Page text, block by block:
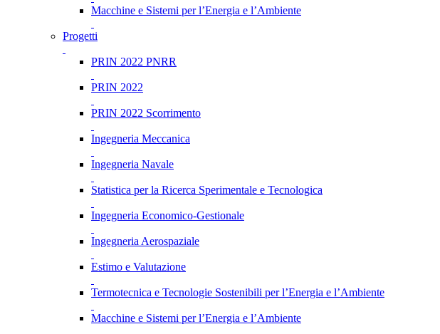
Macchine e Sistemi per l’Energia e l’Ambiente
Progetti
PRIN 2022 PNRR
PRIN 2022
PRIN 2022 Scorrimento
Ingegneria Meccanica
Ingegneria Navale
Statistica per la Ricerca Sperimentale e Tecnologica
Ingegneria Economico-Gestionale
Ingegneria Aerospaziale
Estimo e Valutazione
Termotecnica e Tecnologie Sostenibili per l’Energia e l’Ambiente
Macchine e Sistemi per l’Energia e l’Ambiente